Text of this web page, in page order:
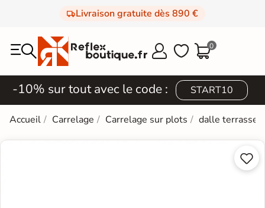
Livraison gratuite dès 890 €
  0
-10% sur tout avec le code : START10
Accueil Carrelage Carrelage sur plots dalle terrasse

